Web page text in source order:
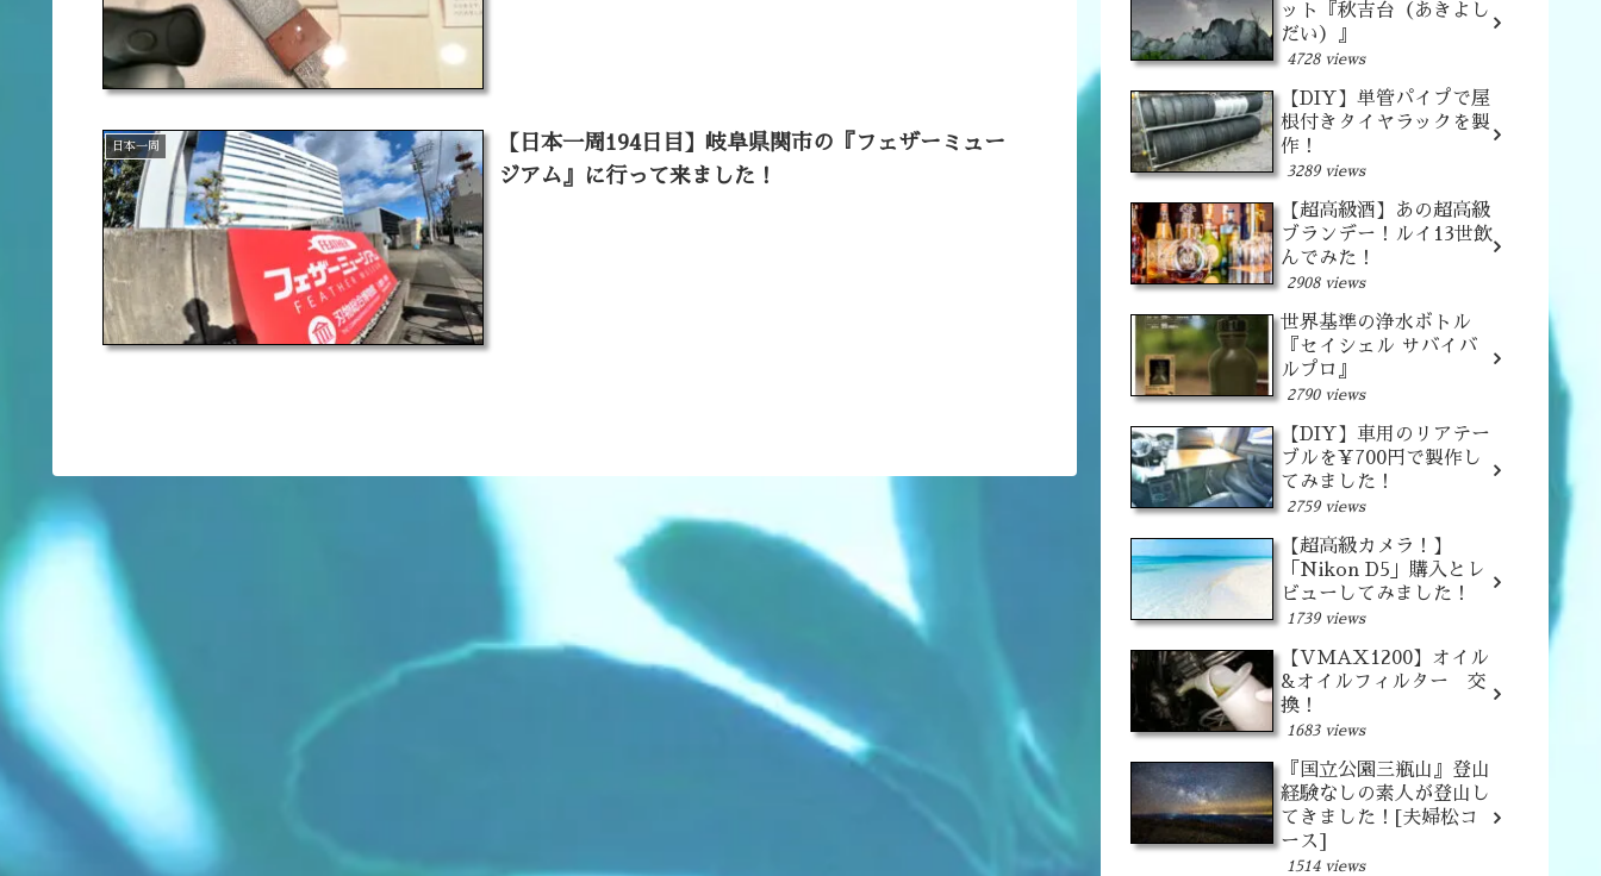
日本一周
【日本一周194日目】岐阜県関市の『フェザーミュー
ジアム』に行って来ました！
ット『秋吉台（あきよし
だい）』
4728 views
【DIY】単管パイプで屋
根付きタイヤラックを製
作！
3289 views
【超高級酒】あの超高級
ブランデー！ルイ13世飲
んでみた！
2908 views
世界基準の浄水ボトル
『セイシェル サバイバ
ルプロ』
2790 views
【DIY】車用のリアテー
ブルを¥700円で製作し
てみました！
2759 views
【超高級カメラ！】
「Nikon D5」購入とレ
ビューしてみました！
1739 views
【VMAX1200】オイル
&オイルフィルター 交
換！
1683 views
『国立公園三瓶山』登山
経験なしの素人が登山し
てきました！[夫婦松コ
ース]
1514 views